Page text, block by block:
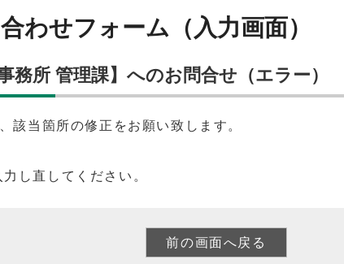
わせフォーム（入力画面）
務所 管理課】へのお問合せ（エラー）
該当箇所の修正をお願い致します。
し直してください。